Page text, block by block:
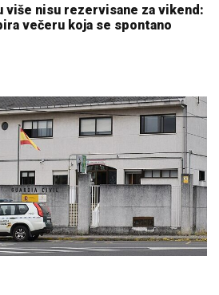
više nisu rezervisane za vikend:
večeru koja se spontano